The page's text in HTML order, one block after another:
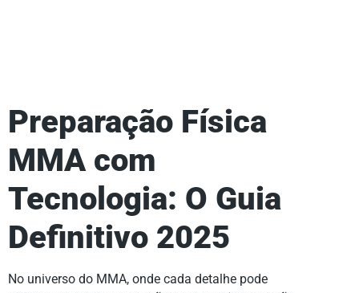
Preparação Física
MMA com
Tecnologia: O Guia
Definitivo 2025
No universo do MMA, onde cada detalhe pode